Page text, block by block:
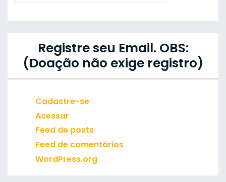
Registre seu Email. OBS:
(Doação não exige registro)
Cadastre-se
Acessar
Feed de posts
Feed de comentários
WordPress.org